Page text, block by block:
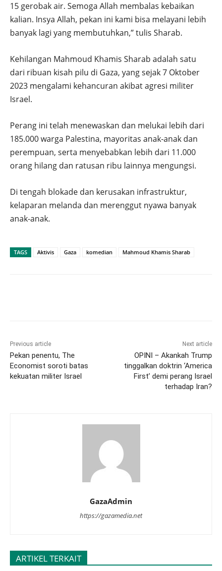
15 gerobak air. Semoga Allah membalas kebaikan
kalian. Insya Allah, pekan ini kami bisa melayani lebih
banyak lagi yang membutuhkan,” tulis Sharab.
Kehilangan Mahmoud Khamis Sharab adalah satu
dari ribuan kisah pilu di Gaza, yang sejak 7 Oktober
2023 mengalami kehancuran akibat agresi militer
Israel.
Perang ini telah menewaskan dan melukai lebih dari
185.000 warga Palestina, mayoritas anak-anak dan
perempuan, serta menyebabkan lebih dari 11.000
orang hilang dan ratusan ribu lainnya mengungsi.
Di tengah blokade dan kerusakan infrastruktur,
kelaparan melanda dan merenggut nyawa banyak
anak-anak.
TAGS Aktivis Gaza komedian Mahmoud Khamis Sharab
Previous article
Pekan penentu, The
Economist soroti batas
kekuatan militer Israel
Next article
OPINI – Akankah Trump
tinggalkan doktrin ‘America
First’ demi perang Israel
terhadap Iran?
GazaAdmin
https://gazamedia.net
ARTIKEL TERKAIT